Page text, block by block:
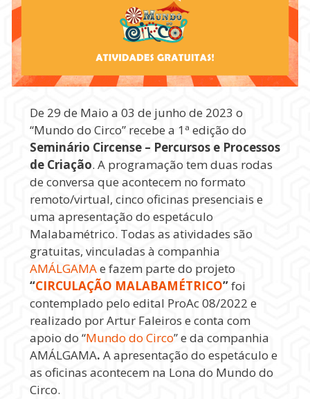
De 29 de Maio a 03 de junho de 2023 o
“Mundo do Circo” recebe a 1ª edição do
Seminário Circense – Percursos e Processos
de Criação. A programação tem duas rodas
de conversa que acontecem no formato
remoto/virtual, cinco oficinas presenciais e
uma apresentação do espetáculo
Malabamétrico. Todas as atividades são
gratuitas, vinculadas à companhia
AMÁLGAMAe fazem parte do projeto
“CIRCULAÇÃO MALABAMÉTRICO”foi
contemplado pelo edital ProAc 08/2022 e
realizado por Artur Faleiros e conta com
apoio do “Mundo do Circo” e da companhia
AMÁLGAMA. A apresentação do espetáculo e
as oficinas acontecem na Lona do Mundo do
Circo.